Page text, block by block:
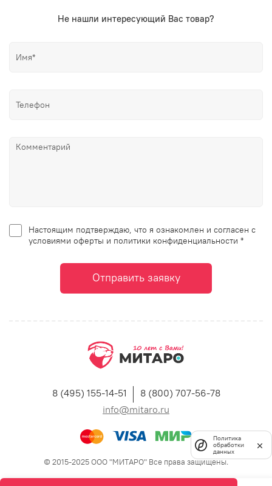
Не нашли интересующий Вас товар?
Настоящим подтверждаю, что я ознакомлен и согласен с
условиями оферты и политики конфиденциальности *
Отправить заявку
8 (495) 155-14-51
8 (800) 707-56-78
info@mitaro.ru
© 2015-2025 ООО "МИТАРО" Все права защищены.
Политика
обработки
данных